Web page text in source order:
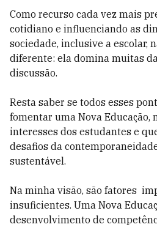
Como recurso cada vez mais
cotidiano e influenciando as
sociedade, inclusive a escolar,
diferente: ela domina muitas
discussão.
Resta saber se todos esses
fomentar uma Nova Educação,
interesses dos estudantes e
desafios da
sustentável.
Na minha visão, são fatores
insuficientes. Uma Nova
desenvolvimento de